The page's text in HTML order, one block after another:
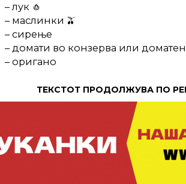
– лук 🧄
– маслинки 🫒
– сирење
– домати во конзерва или доматен
– оригано
ТЕКСТОТ ПРОДОЛЖУВА ПО